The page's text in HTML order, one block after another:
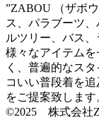
”ZABOU （ザボ
ス、パラブーツ
ルツリー、バス
様々なアイテム
く、普遍的なス
コいい普段着を
をご提案致します
©2025 株式会社